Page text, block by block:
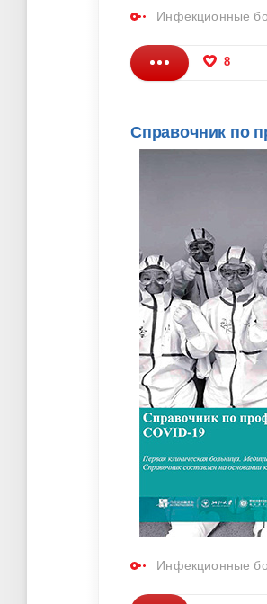
Инфекционные
8
Справочник по
Инфекционные